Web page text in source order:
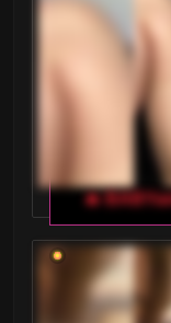
ale obawiasz
praktycznych
anonimowość,
JAK
DOROSŁYCH
Odkryj sposób
dla dorosłych
do nich wrócić
🔥